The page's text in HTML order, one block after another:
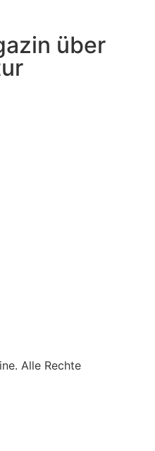
über
Alle Rechte